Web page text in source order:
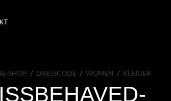
SHOP / DRESSCODE / WOMEN / KLEIDER